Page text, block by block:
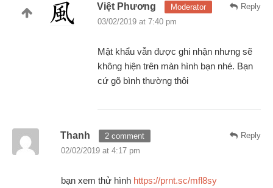
Reply
Việt Phương
Moderator
03/02/2019 at 7:40 pm
Mật khẩu vẫn được ghi nhận nhưng sẽ
không hiện trên màn hình bạn nhé. Bạn
cứ gõ bình thường thôi
Reply
Thanh
2 comment
02/02/2019 at 4:17 pm
bạn xem thử hình https://prnt.sc/mfl8sy